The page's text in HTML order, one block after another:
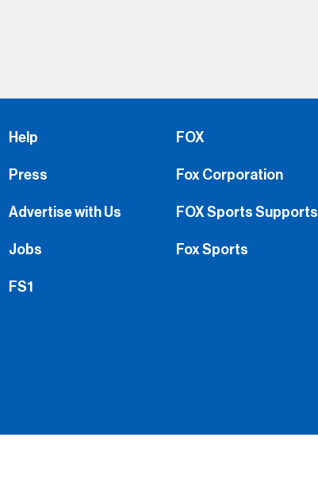
Help
Press
Advertise with Us
Jobs
FS1
FOX
Fox Corporation
FOX Sports Supports
Fox Sports